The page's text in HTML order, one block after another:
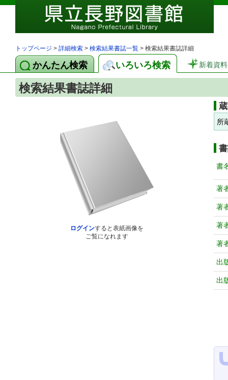
トップページ > 詳細検索 > 検索結果書誌一覧 > 検索結果書誌詳細
かんたん検索 いろいろ検索 新着資料
検索結果書誌詳細
ログインすると表紙画像を
ご覧になれます
所
書
著
著
著
著
出
出